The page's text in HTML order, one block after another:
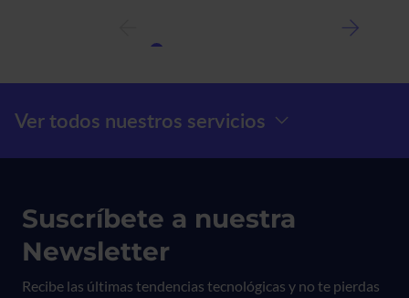
Best
Menú Prefooter
Ver todos nuestros servicios
Suscríbete a nuestra
Newsletter
Recibe las últimas tendencias tecnológicas y no te pierdas